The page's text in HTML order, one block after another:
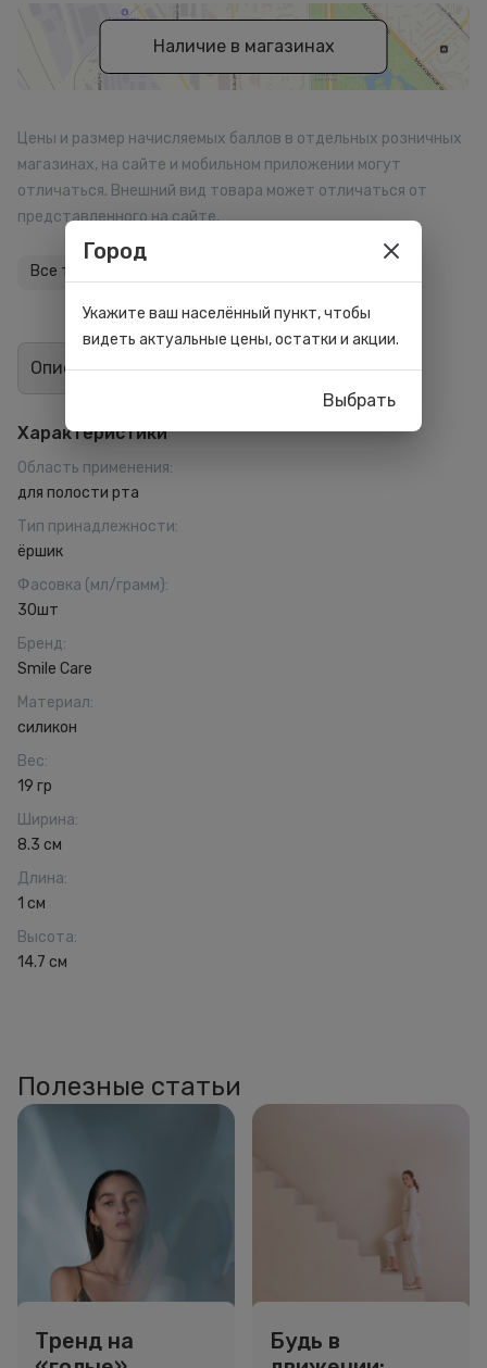
Наличие в магазинах
Цены и размер начисляемых баллов в отдельных розничных
магазинах, на сайте и мобильном приложении могут
отличаться. Внешний вид товара может отличаться от
представленного на сайте.
Все товары бренда
Описание Отзывы 0
Характеристики
Область применения:
для полости рта
Тип принадлежности:
ёршик
Фасовка (мл/грамм):
30шт
Бренд:
Smile Care
Материал:
силикон
Вес:
19 гр
Ширина:
8.3 см
Длина:
1 см
Высота:
14.7 см
Полезные статьи
Тренд на
Будь в
Город
Укажите ваш населённый пункт, чтобы
видеть актуальные цены, остатки и акции.
Выбрать